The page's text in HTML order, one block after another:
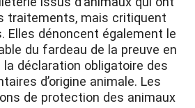
traitements, mais critiquent
Elles dénoncent également le
du fardeau de la preuve en
déclaration obligatoire des
d’origine animale. Les
de protection des animaux